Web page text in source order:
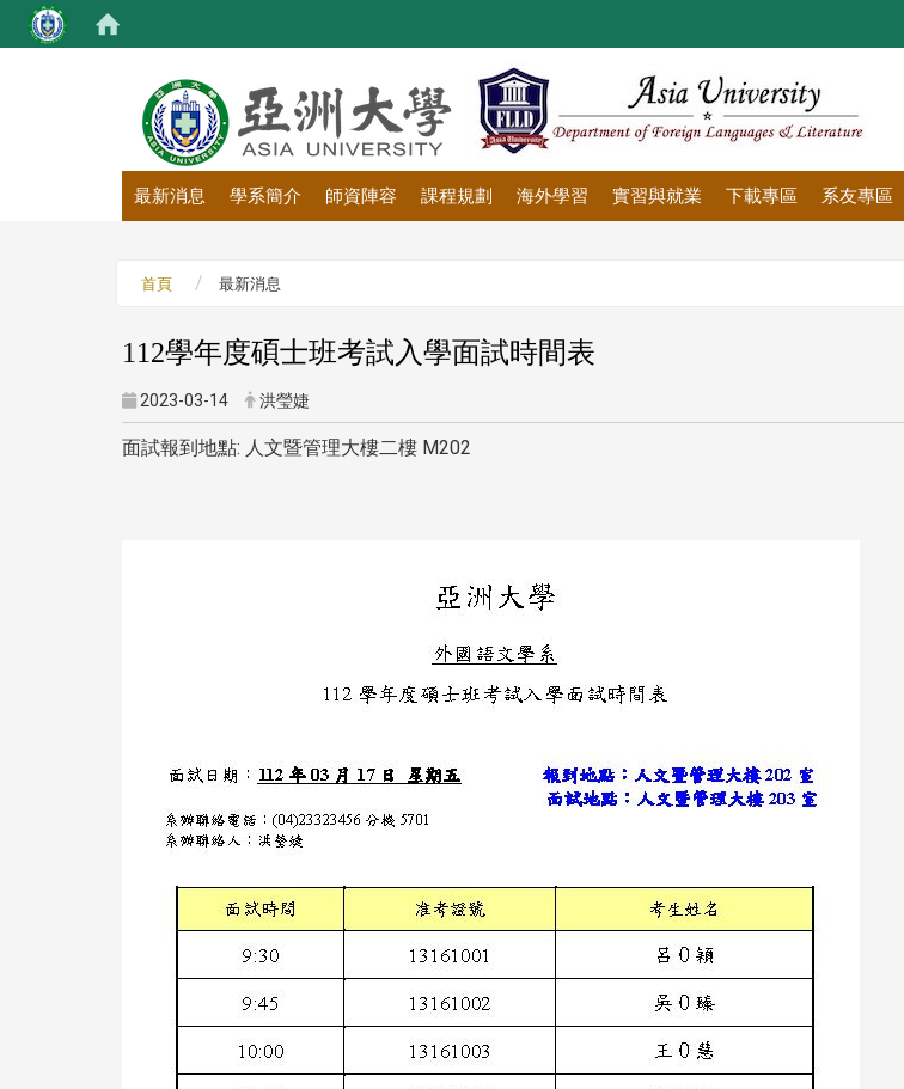
最新消息 學系簡介 師資陣容 課程規劃 海外學習 實習與就業 下載專區 系友專區
首頁 最新消息
112學年度碩士班考試入學面試時間表
2023-03-14 洪瑩婕
面試報到地點: 人文暨管理大樓二樓 M202